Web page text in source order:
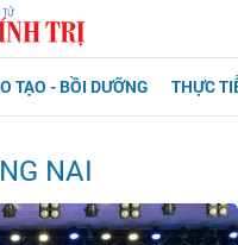
TẠO - BỒI DƯỠNG THỰC
NAI